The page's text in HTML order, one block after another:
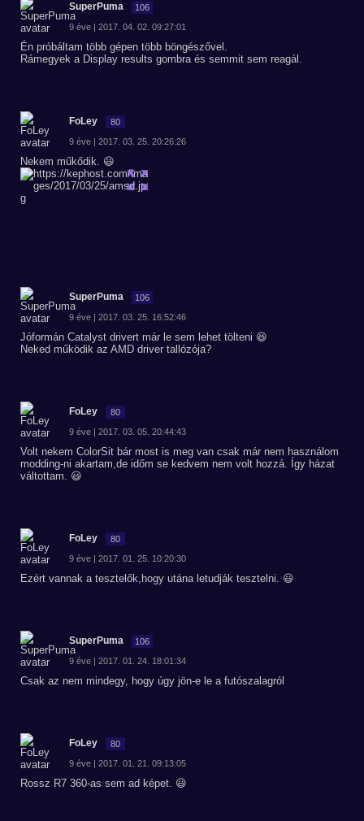
SuperPuma 106
9 éve | 2017. 04. 02. 09:27:01
Én próbáltam több gépen több böngészővel.
Rámegyek a Display results gombra és semmit sem reagál.
FoLey 80
9 éve | 2017. 03. 25. 20:26:26
Nekem műkődik. 😃
SuperPuma 106
9 éve | 2017. 03. 25. 16:52:46
Jóformán Catalyst drivert már le sem lehet tölteni 😆
Neked működik az AMD driver tallózója?
FoLey 80
9 éve | 2017. 03. 05. 20:44:43
Volt nekem ColorSit bár most is meg van csak már nem használom
modding-ni akartam,de időm se kedvem nem volt hozzá. Így házat
váltottam. 😃
FoLey 80
9 éve | 2017. 01. 25. 10:20:30
Ezért vannak a tesztelők,hogy utána letudják tesztelni. 😃
SuperPuma 106
9 éve | 2017. 01. 24. 18:01:34
Csak az nem mindegy, hogy úgy jön-e le a futószalagról
FoLey 80
9 éve | 2017. 01. 21. 09:13:05
Rossz R7 360-as sem ad képet. 😃